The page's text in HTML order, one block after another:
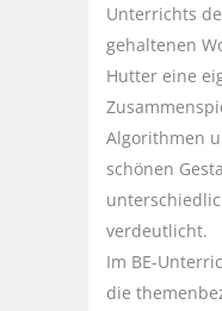
Unterrichts
gehaltenen
Hutter eine
Algorithmen
schönen
verdeutlicht.
Im BE-
die